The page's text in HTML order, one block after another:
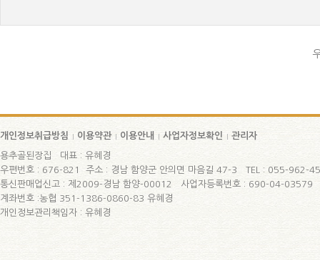
개인정보취급방침 이용약관 이용안내 사업자정보확인 관리자
용추골된장집 대표 : 유혜경
우편번호 : 676-821 주소 : 경남 함양군 안의면 마음길 47-3 TEL : 055-
통신판매업신고 : 제2009-경남 함양-00012 사업자등록번호 : 690-04-03579
계좌번호 :농협 351-1386-0860-83 유혜경
개인정보관리책임자 : 유혜경